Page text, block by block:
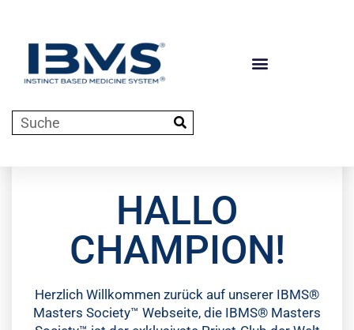
HALLO
CHAMPION!
Herzlich Willkommen zurück auf unserer IBMS®
Masters Society™ Webseite, die IBMS® Masters